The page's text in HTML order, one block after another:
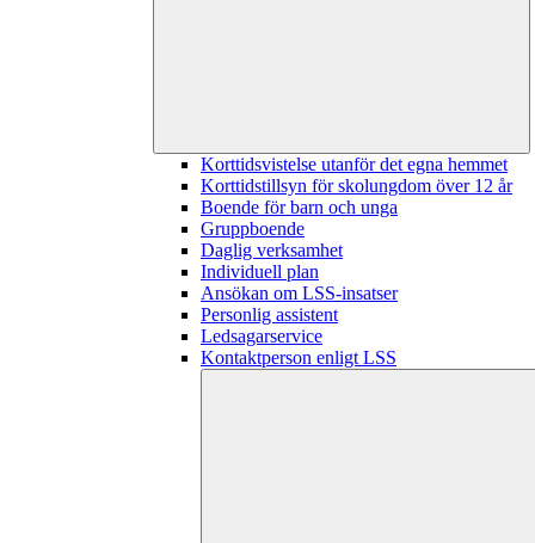
Korttidsvistelse utanför det egna hemmet
Korttidstillsyn för skolungdom över 12 år
Boende för barn och unga
Gruppboende
Daglig verksamhet
Individuell plan
Ansökan om LSS-insatser
Personlig assistent
Ledsagarservice
Kontaktperson enligt LSS